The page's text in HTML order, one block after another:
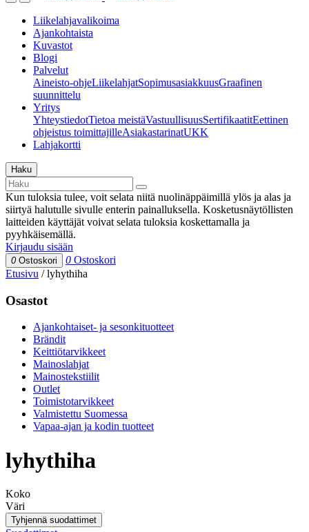
Liikelahjavalikoima
Ajankohtaista
Kuvastot
Blogi
Palvelut
Aineisto-ohjeLiikelahjatSopimusasiakkuusGraafinen
suunnittelu
Yritys
YhteystiedotTietoa meistäVastuullisuusSertifikaatitEettinen
ohjeistus toimittajilleAsiakastarinatUKK
Lahjakortti
Haku
Kun tuloksia tulee, voit selata niitä nuolinäppäimillä ylös ja alas ja
siirtyä halutulle sivulle enterin painalluksella. Kosketusnäytöllisten
laitteiden käyttäjät voivat selata tuloksia koskettamalla ja
pyyhkäisemällä.
Kirjaudu sisään
0 Ostoskori 0 Ostoskori
Etusivu /lyhythiha
Osastot
Ajankohtaiset- ja sesonkituotteet
Brändit
Keittiötarvikkeet
Mainoslahjat
Mainostekstiilit
Outlet
Toimistotarvikkeet
Valmistettu Suomessa
Vapaa-ajan ja kodin tuotteet
lyhythiha
Koko
Väri
Tyhjennä suodattimet